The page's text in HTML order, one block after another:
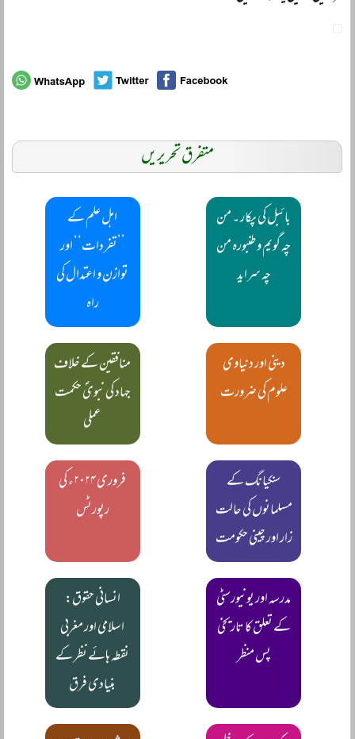
متفرق تحریریں
بائبل کی پکار ۔ من
چہ گویم و طنبورہ من
چہ سراید
اہل علم کے
’’تفردات‘‘ اور
توازن و اعتدال کی
راہ
دینی اور دنیاوی
علوم کی ضرورت
منافقین کے خلاف
جہاد کی نبویؐ حکمت
عملی
سنکیانگ کے
مسلمانوں کی حالت
زار اور چینی حکومت
فروری ۲۰۲۴ء کی
رپورٹس
مدرسہ اور یونیورسٹی
کے تعلق کا تاریخی
پس منظر
انسانی حقوق:
اسلامی اور مغربی
نقطہ ہائے نظر کے
بنیادی فرق